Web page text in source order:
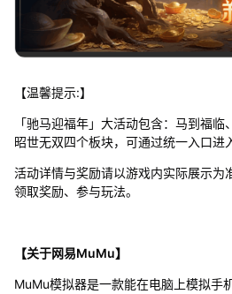
【温馨提示:】
「驰马迎福年」大活动包含：马到福临
昭世无双四个板块，可通过统一入口进
活动详情与奖励请以游戏内实际展示为
领取奖励、参与玩法。
【关于网易MuMu】
MuMu模拟器是一款能在电脑上模拟手